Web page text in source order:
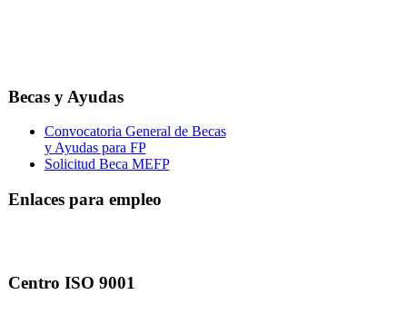
Becas y Ayudas
Convocatoria General de Becas
y Ayudas para FP
Solicitud Beca MEFP
Enlaces para empleo
Centro ISO 9001